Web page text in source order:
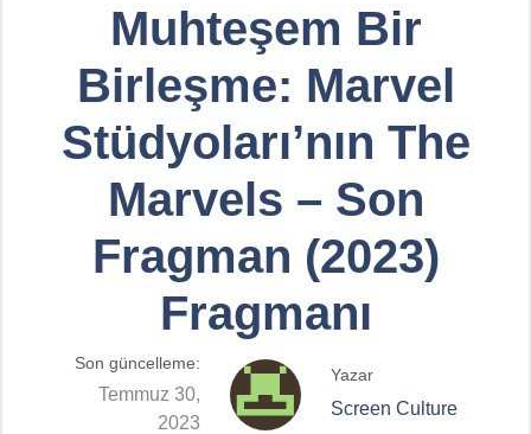
Muhteşem Bir
Birleşme: Marvel
Stüdyoları’nın The
Marvels – Son
Fragman (2023)
Fragmanı
Son güncelleme:
Temmuz 30,
2023
Yazar
Screen Culture